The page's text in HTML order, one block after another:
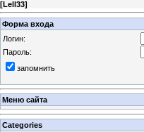
[Lell33]
Форма входа
Логин:
Пароль:
запомнить
Меню сайта
Categories